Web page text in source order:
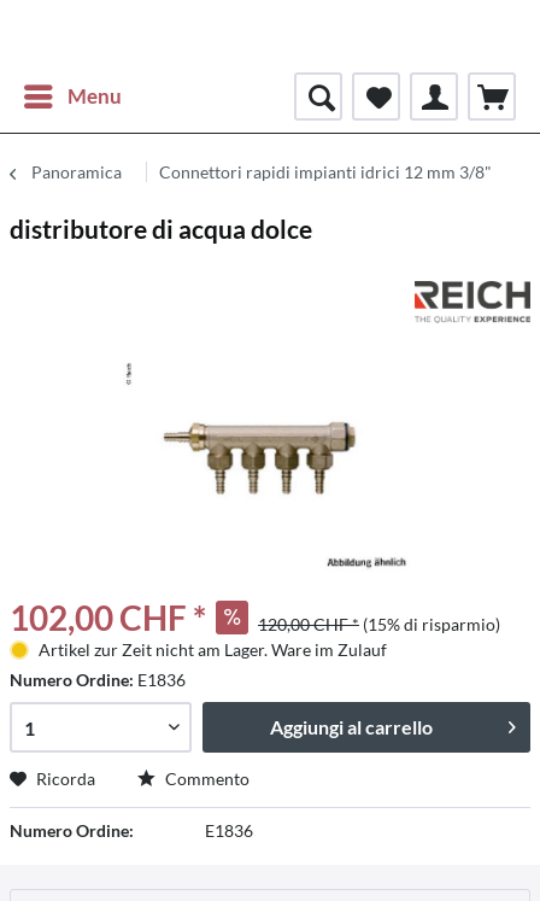
Menu
Panoramica Connettori rapidi impianti idrici 12 mm 3/8"
distributore di acqua dolce
102,00 CHF * 120,00 CHF * (15% di risparmio)
Artikel zur Zeit nicht am Lager. Ware im Zulauf
Numero Ordine: E1836
Aggiungi al carrello
Ricorda Commento
Numero Ordine: E1836